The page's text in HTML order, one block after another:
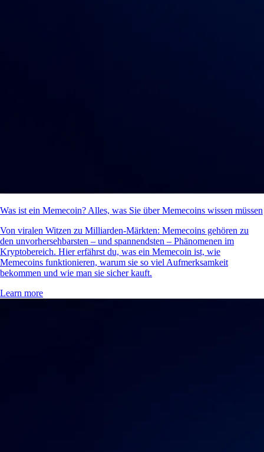
Was ist ein Memecoin? Alles, was Sie über Memecoins wissen müssen
Von viralen Witzen zu Milliarden-Märkten: Memecoins gehören zu
den unvorhersehbarsten – und spannendsten – Phänomenen im
Kryptobereich. Hier erfährst du, was ein Memecoin ist, wie
Memecoins funktionieren, warum sie so viel Aufmerksamkeit
bekommen und wie man sie sicher kauft.
Learn more